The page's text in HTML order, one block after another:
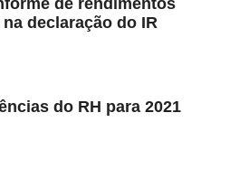
de rendimentos
declaração do IR
do RH para 2021